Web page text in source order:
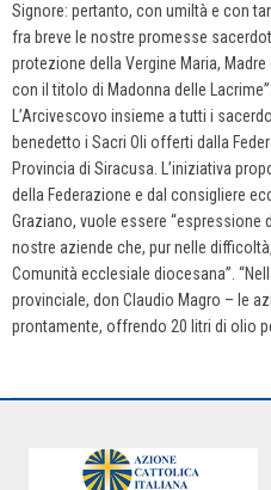
Signore: pertanto, con umiltà e con
fra breve le nostre promesse
protezione della Vergine Maria,
con il titolo di Madonna delle Lacrime”.
L’Arcivescovo insieme a tutti i
benedetto i Sacri Oli offerti dalla
Provincia di Siracusa. L’iniziativa
della Federazione e dal consigliere
Graziano, vuole essere “espressione
nostre aziende che, pur nelle
Comunità ecclesiale diocesana”.
provinciale, don Claudio Magro – le
prontamente, offrendo 20 litri di olio